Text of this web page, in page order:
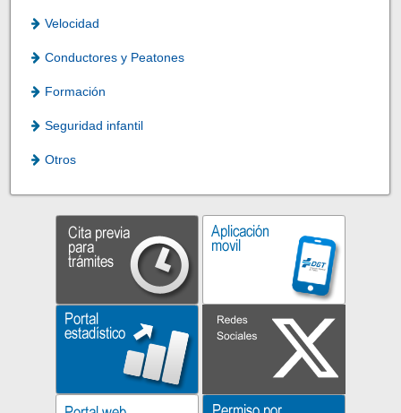
Velocidad
Conductores y Peatones
Formación
Seguridad infantil
Otros